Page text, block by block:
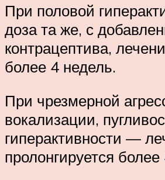
При половой
доза та же, с
контрацептива,
более 4 недель.
При чрезмерной
вокализации,
гиперактивности —
пролонгируется